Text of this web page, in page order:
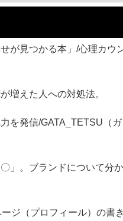
が見つかる本」/心理カウ
増えた人への対処法。
を発信/GATA_TETSU（
」。ブランドについて分
ジ（プロフィール）の書